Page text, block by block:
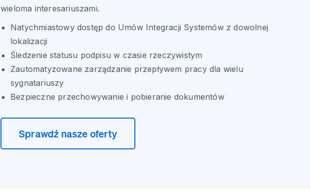
wieloma interesariuszami.
Natychmiastowy dostęp do Umów Integracji Systemów z dowolnej
lokalizacji
Śledzenie statusu podpisu w czasie rzeczywistym
Zautomatyzowane zarządzanie przepływem pracy dla wielu
sygnatariuszy
Bezpieczne przechowywanie i pobieranie dokumentów
Sprawdź nasze oferty